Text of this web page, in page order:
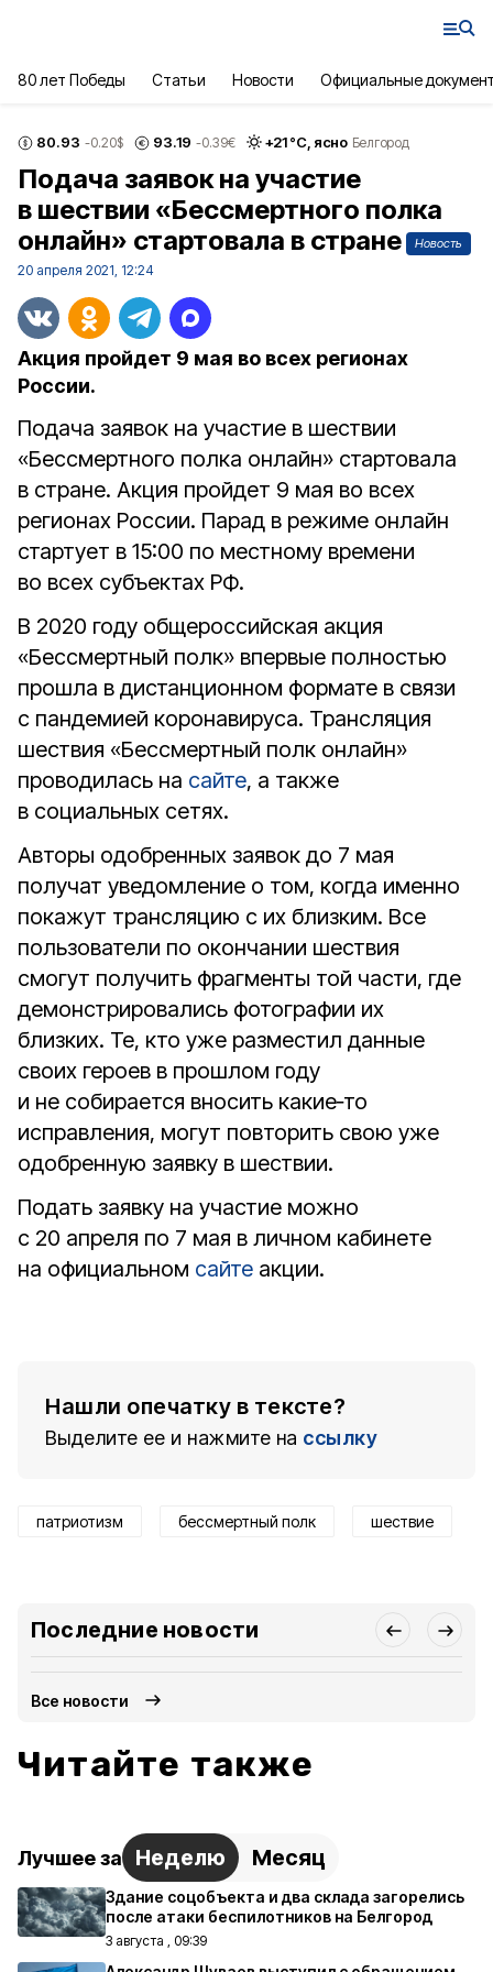
80 лет Победы Статьи Новости Официальные
80.93 -0.20$ 93.19 -0.39€ +21°С, ясно Белгород
Подача заявок на участие
в шествии «Бессмертного полка
онлайн» стартовала в стране
Новость
20 апреля 2021, 12:24
Акция пройдет 9 мая во всех регионах
России.
Подача заявок на участие в шествии
«Бессмертного полка онлайн» стартовала
в стране. Акция пройдет 9 мая во всех
регионах России. Парад в режиме онлайн
стартует в 15:00 по местному времени
во всех субъектах РФ.
В 2020 году общероссийская акция
«Бессмертный полк» впервые полностью
прошла в дистанционном формате в связи
с пандемией коронавируса. Трансляция
шествия «Бессмертный полк онлайн»
проводилась на сайте, а также
в социальных сетях.
Авторы одобренных заявок до 7 мая
получат уведомление о том, когда именно
покажут трансляцию с их близким. Все
пользователи по окончании шествия
смогут получить фрагменты той части, где
демонстрировались фотографии их
близких. Те, кто уже разместил данные
своих героев в прошлом году
и не собирается вносить какие‑то
исправления, могут повторить свою уже
одобренную заявку в шествии.
Подать заявку на участие можно
с 20 апреля по 7 мая в личном кабинете
на официальном сайте акции.
Нашли опечатку в тексте?
Выделите ее и нажмите на ссылку
патриотизм бессмертный полк шествие
Последние новости
Все новости
Читайте также
Лучшее за Неделю Месяц
Здание соцобъекта и два склада загорелись
после атаки беспилотников на Белгород
3 августа , 09:39